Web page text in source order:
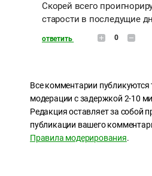
Скорей всего
старости в последущие
ответить 0
Все комментарии публикуются
модерации с задержкой 2-10
Редакция оставляет за собой
публикации вашего
Правила модерирования.